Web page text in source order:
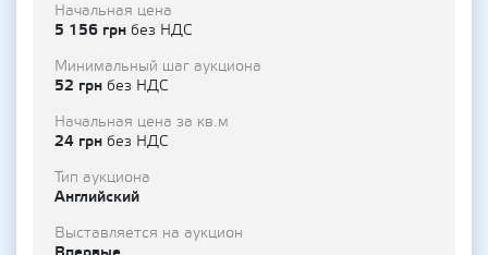
Начальная цена
5 156 грн без НДС
Минимальный шаг аукциона
52 грн без НДС
Начальная цена за кв.м
24 грн без НДС
Тип аукциона
Английский
Выставляется на аукцион